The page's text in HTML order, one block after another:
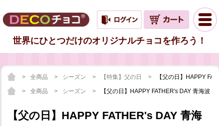
世界にひとつだけのオリジナルチョコを作ろう！
全商品 シーズン 【特集】父の日 【父の日】HAPPY
全商品 シーズン 【父の日】HAPPY FATHER's DAY 青海波
【父の日】HAPPY FATHER's DAY 青海